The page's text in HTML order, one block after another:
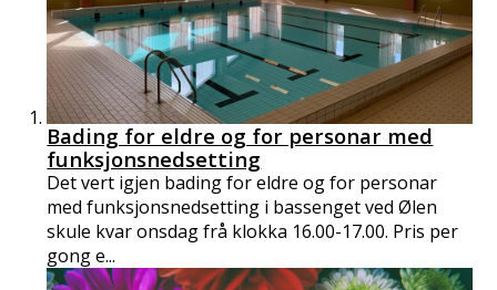
Bading for eldre og for personar med
funksjonsnedsetting
Det vert igjen bading for eldre og for personar
med funksjonsnedsetting i bassenget ved Ølen
skule kvar onsdag frå klokka 16.00-17.00. Pris per
gong e...